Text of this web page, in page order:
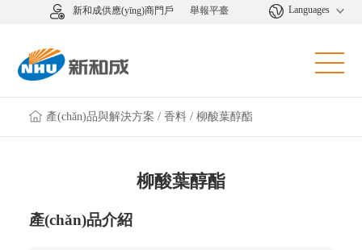
新和成供應(yīng)商門戶 舉報平臺 Languages
產(chǎn)品與解決方案 / 香料/ 柳酸葉醇酯
柳酸葉醇酯
產(chǎn)品介紹